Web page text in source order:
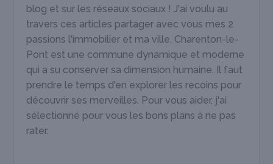
blog et sur les réseaux sociaux ! J'ai voulu au
travers ces articles partager avec vous mes 2
passions l'immobilier et ma ville. Charenton-le-
Pont est une commune dynamique et moderne
qui a su conserver sa dimension humaine. Il faut
prendre le temps d'en explorer les recoins pour
découvrir ses merveilles. Pour vous aider, j'ai
sélectionné pour vous les bons plans à ne pas
rater.